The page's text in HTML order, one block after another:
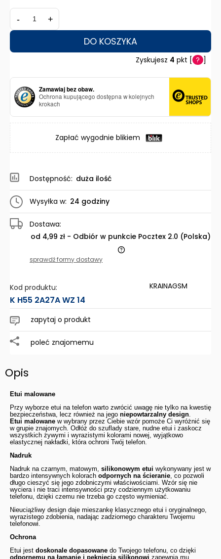
- +
DO KOSZYKA
Zyskujesz 4 pkt [ ? ]
Zamawiaj bez obaw.
Ochrona kupującego dostępna w kolejnych
krokach
Zapłać wygodnie blikiem
Dostępność: duża ilość
Wysyłka w: 24 godziny
Dostawa:
od 4,99 zł - Odbiór w punkcie Pocztex 2.0 (Polska)
Cena nie zawiera ewentualnych kosztów płatności
sprawdź formy dostawy
Kod produktu:
K H55 2A27A WZ 14
KRAINAGSM
zapytaj o produkt
poleć znajomemu
Opis
Etui malowane
Przy wyborze etui na telefon warto zwrócić uwagę nie tylko na kwestię
bezpieczeństwa, lecz również na jego niepowtarzalny design.
Etui malowane w wybrany przez Ciebie wzór pomoże Ci wyróżnić się
w grupie znajomych. Odłóż do szuflady stare, nudne etui i zaskocz
wszystkich żywymi i wyrazistymi kolorami nowej, wyjątkowo
elastycznej nakładki, która ochroni Twój telefon.
Nadruk
Nadruk na czarnym, matowym, silikonowym etui wykonywany jest w
bardzo intensywnych kolorach odpornych na ścieranie, co pozwoli
długo cieszyć się jego zdobniczymi właściwościami. Wzór się nie
wyciera i nie traci intensywności przy codziennym użytkowaniu
telefonu, dzięki czemu nie trzeba go często wymieniać.
Nieuciążliwy design daje mieszankę klasycznego etui i oryginalnego,
wyrazistego zdobienia, nadając zadziornego charakteru Twojemu
telefonowi.
Ochrona
Etui jest doskonale dopasowane do Twojego telefonu, co dzięki
odpornemu na łamanie i pęknięcia silikonowi zapewnia mu